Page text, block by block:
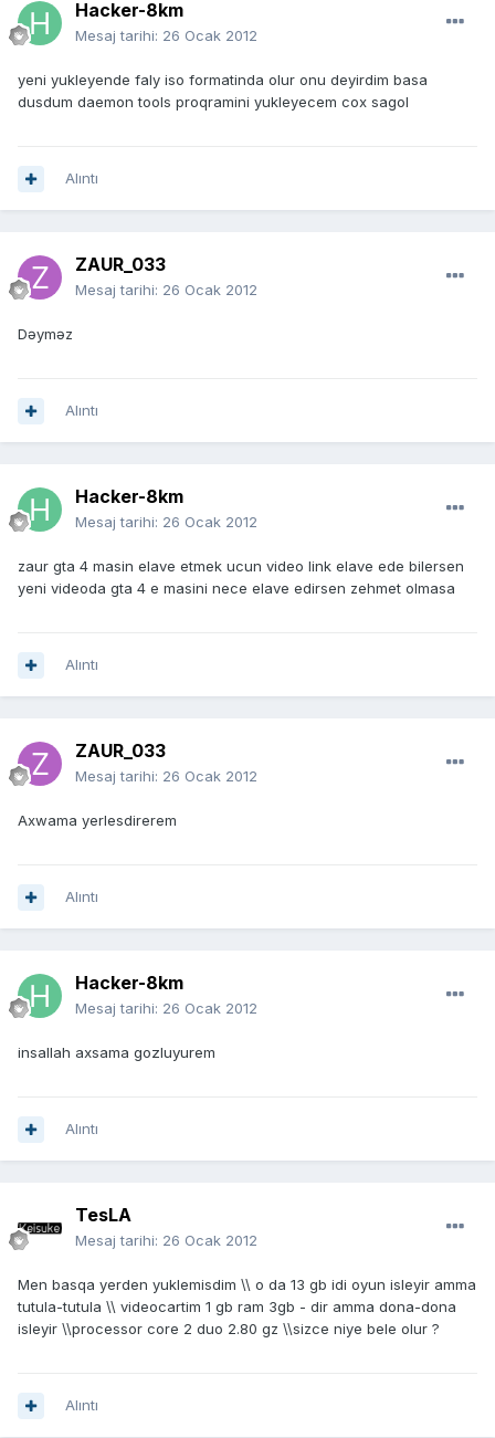
Hacker-8km
Mesaj tarihi: 26 Ocak 2012
yeni yukleyende faly iso formatinda olur onu deyirdim basa
dusdum daemon tools proqramini yukleyecem cox sagol
Alıntı
ZAUR_033
Mesaj tarihi: 26 Ocak 2012
Dəyməz
Alıntı
Hacker-8km
Mesaj tarihi: 26 Ocak 2012
zaur gta 4 masin elave etmek ucun video link elave ede bilersen
yeni videoda gta 4 e masini nece elave edirsen zehmet olmasa
Alıntı
ZAUR_033
Mesaj tarihi: 26 Ocak 2012
Axwama yerlesdirerem
Alıntı
Hacker-8km
Mesaj tarihi: 26 Ocak 2012
insallah axsama gozluyurem
Alıntı
TesLA
Mesaj tarihi: 26 Ocak 2012
Men basqa yerden yuklemisdim \\ o da 13 gb idi oyun isleyir amma
tutula-tutula \\ videocartim 1 gb ram 3gb - dir amma dona-dona
isleyir \\processor core 2 duo 2.80 gz \\sizce niye bele olur ?
Alıntı